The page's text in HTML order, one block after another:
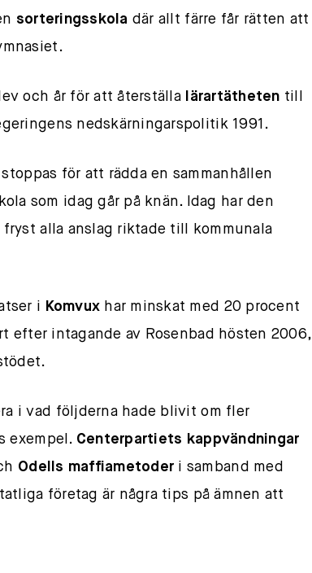
sorteringsskola där allt färre får rätten att
och år för att återställa lärartätheten till
nedskärningarspolitik 1991.
stoppas för att rädda en sammanhållen
som idag går på knän. Idag har den
alla anslag riktade till kommunala
i Komvux har minskat med 20 procent
efter intagande av Rosenbad hösten 2006,
i vad följderna hade blivit om fler
exempel. Centerpartiets kappvändningar
Odells maffiametoder i samband med
företag är några tips på ämnen att